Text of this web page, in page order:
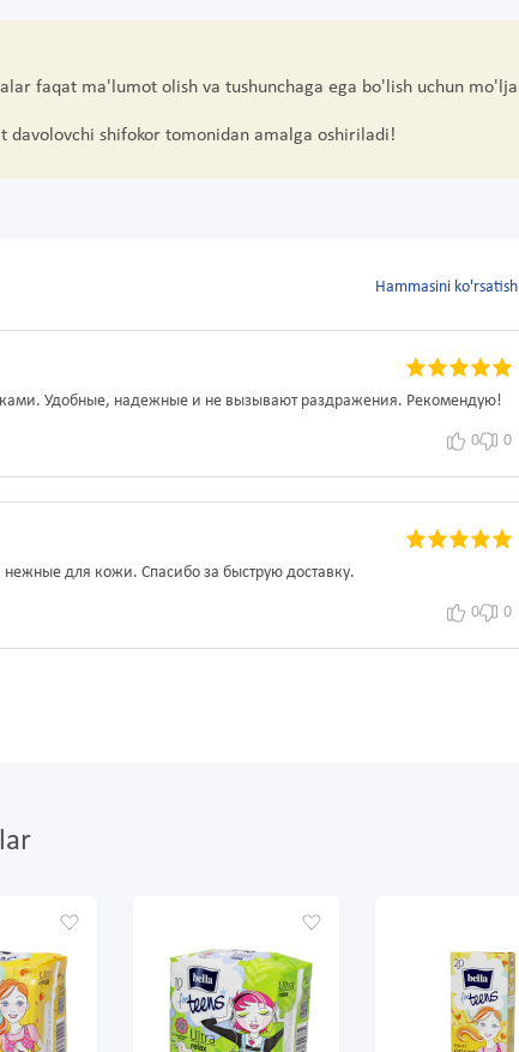
faqat ma'lumot olish va tushunchaga ega bo'lish uchun
davolovchi shifokor tomonidan amalga oshiriladi!
Hammasini ko'rsatish
Удобные, надежные и не вызывают раздражения. Рекомендую!
0 0
для кожи. Спасибо за быструю доставку.
0 0